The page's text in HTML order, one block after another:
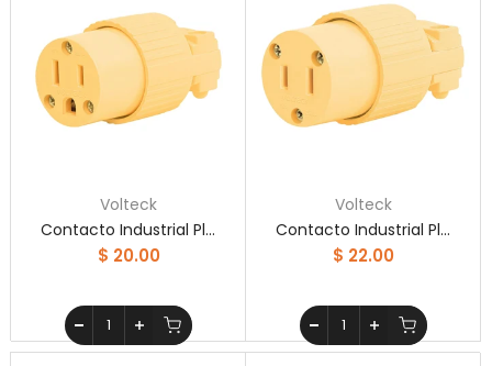
Volteck
Contacto Industrial Plástico 2 Polos 3 Hilos Volteck
$ 20.00
Volteck
Contacto Industrial Plástico Sin Tierra Volteck
$ 22.00